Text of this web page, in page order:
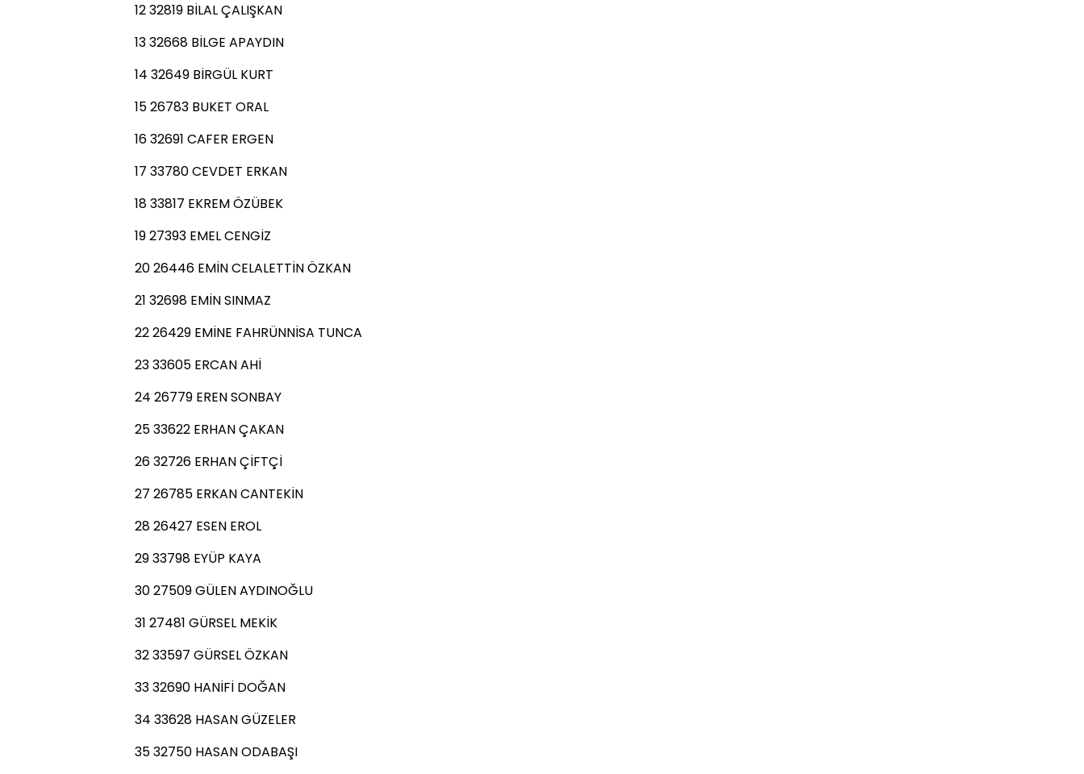
12 32819 BİLAL ÇALIŞKAN
13 32668 BİLGE APAYDIN
14 32649 BİRGÜL KURT
15 26783 BUKET ORAL
16 32691 CAFER ERGEN
17 33780 CEVDET ERKAN
18 33817 EKREM ÖZÜBEK
19 27393 EMEL CENGİZ
20 26446 EMİN CELALETTİN ÖZKAN
21 32698 EMİN SINMAZ
22 26429 EMİNE FAHRÜNNİSA TUNCA
23 33605 ERCAN AHİ
24 26779 EREN SONBAY
25 33622 ERHAN ÇAKAN
26 32726 ERHAN ÇİFTÇİ
27 26785 ERKAN CANTEKİN
28 26427 ESEN EROL
29 33798 EYÜP KAYA
30 27509 GÜLEN AYDINOĞLU
31 27481 GÜRSEL MEKİK
32 33597 GÜRSEL ÖZKAN
33 32690 HANİFİ DOĞAN
34 33628 HASAN GÜZELER
35 32750 HASAN ODABAŞI